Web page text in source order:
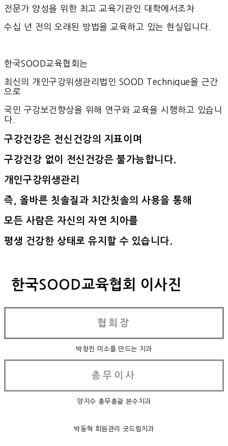
전문가 양성을 위한 최고 교육기관인 대학에서조차
수십 년 전의 오래된 방법을 교육하고 있는 현실입니다.
한국SOOD교육협회는
최신의 개인구강위생관리법인 SOOD Technique을 근간
으로
국민 구강보건향상을 위해 연구와 교육을 시행하고 있습니
다.
구강건강은 전신건강의 지표이며
구강건강 없이 전신건강은 불가능합니다.
개인구강위생관리
즉, 올바른 칫솔질과 치간칫솔의 사용을 통해
모든 사람은 자신의 자연 치아를
평생 건강한 상태로 유지할 수 있습니다.
한국SOOD교육협회 이사진
협회장
박창진 미소를 만드는 치과
총무이사
양지수 총무총괄 본수치과
박동혁 회원관리 굿드림치과